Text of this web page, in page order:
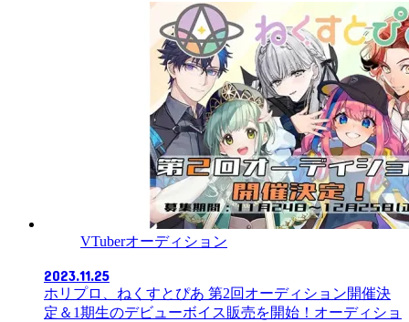
VTuberオーディション
2023.11.25
ホリプロ、ねくすとぴあ 第2回オーディション開催決
定＆1期生のデビューボイス販売を開始！オーディショ